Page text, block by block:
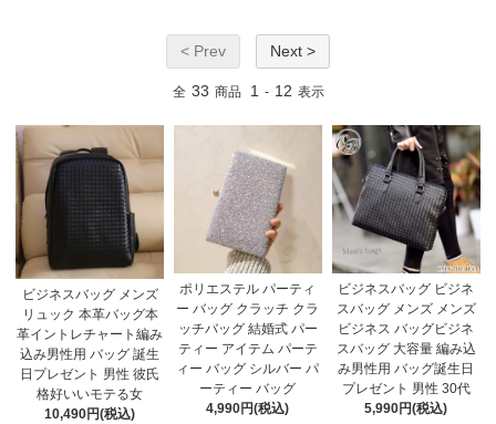
< Prev Next >
全 33 商品 1 - 12 表示
ビジネスバッグ メンズ
リュック 本革バッグ本
革イントレチャート編み
込み男性用 バッグ 誕生
日プレゼント 男性 彼氏
格好いいモテる女
10,490円(税込)
ポリエステル パーティ
ー バッグ クラッチ クラ
ッチバッグ 結婚式 パー
ティー アイテム パーテ
ィー バッグ シルバー パ
ーティー バッグ
4,990円(税込)
ビジネスバッグ ビジネ
スバッグ メンズ メンズ
ビジネス バッグビジネ
スバッグ 大容量 編み込
み男性用 バッグ誕生日
プレゼント 男性 30代
5,990円(税込)